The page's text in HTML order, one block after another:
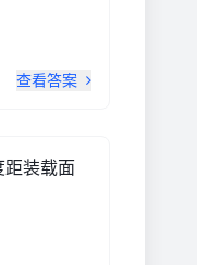
查看答案
距装载面